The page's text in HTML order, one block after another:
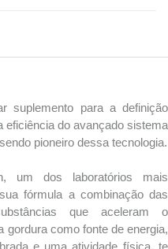
suplemento para a definição
eficiência do avançado sistema
pioneiro dessa tecnologia.
um dos laboratórios mais
fórmula a combinação das
que aceleram o
gordura como fonte de energia,
e uma atividade física, te